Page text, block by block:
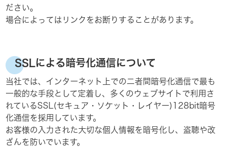
ださい。
場合によってはリンクをお断りすることがあります。
SSLによる暗号化通信について
当社では、インターネット上での二者間暗号化通信で最も
一般的な手段として定着し、多くのウェブサイトで利用さ
れているSSL(セキュア・ソケット・レイヤー)128bit暗号
化通信を採用しています。
お客様の入力された大切な個人情報を暗号化し、盗聴や改
ざんを防いでいます。